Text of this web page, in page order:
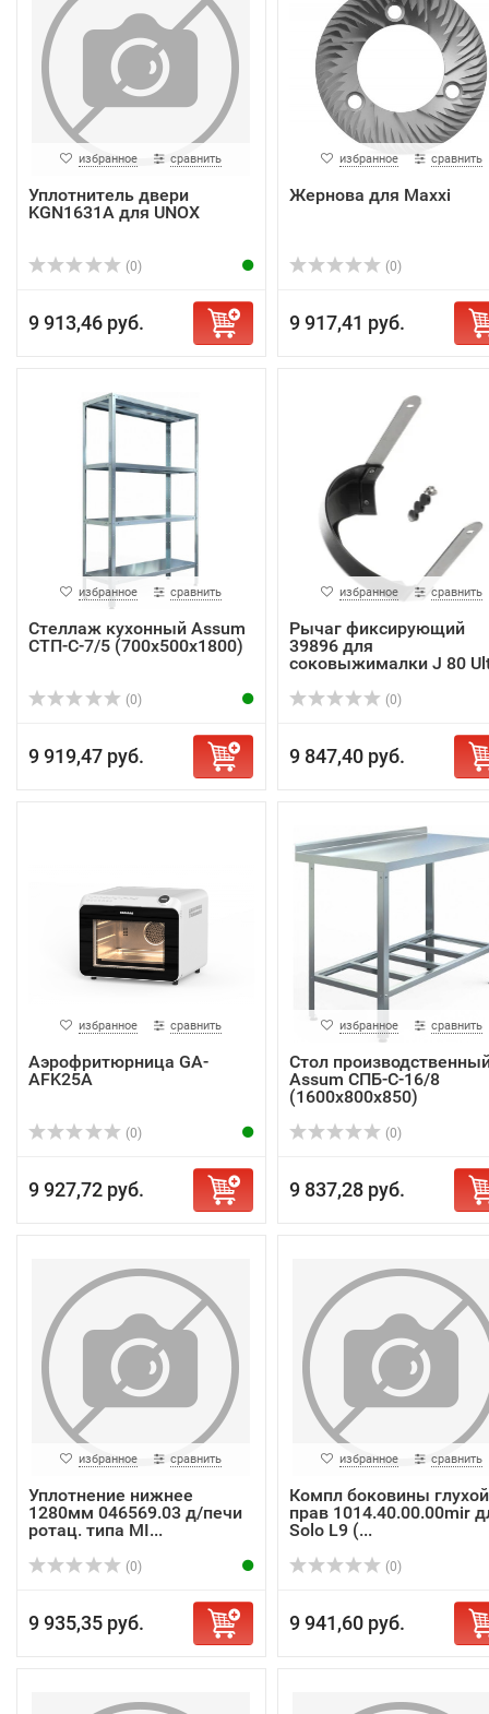
избранное сравнить
Уплотнитель двери
KGN1631A для UNOX
(0)
9 913,46 руб.
избранное сравнить
Жернова для Maxxi
(0)
9 917,41 руб.
избранное сравнить
Стеллаж кухонный Assum
СТП-С-7/5 (700х500х1800)
(0)
9 919,47 руб.
избранное сравнить
Рычаг фиксирующий
39896 для
соковыжималки J 80
(0)
9 847,40 руб.
избранное сравнить
Аэрофритюрница GA-
AFK25A
(0)
9 927,72 руб.
избранное сравнить
Стол
Assum СПБ-С-16/8
(1600х800х850)
(0)
9 837,28 руб.
избранное сравнить
Уплотнение нижнее
1280мм 046569.03 д/печи
ротац. типа MI...
(0)
9 935,35 руб.
избранное сравнить
Компл боковины глухой
прав 1014.40.00.00mir
Solo L9 (...
(0)
9 941,60 руб.